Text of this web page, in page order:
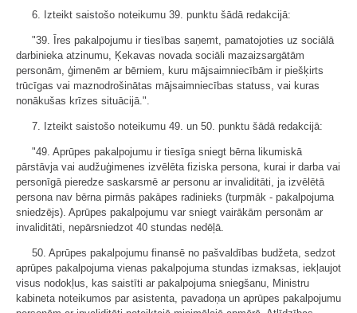
6. Izteikt saistošo noteikumu 39. punktu šādā redakcijā:
"39. Īres pakalpojumu ir tiesības saņemt, pamatojoties uz sociālā
darbinieka atzinumu, Ķekavas novada sociāli mazaizsargātām
personām, ģimenēm ar bērniem, kuru mājsaimniecībām ir piešķirts
trūcīgas vai maznodrošinātas mājsaimniecības statuss, vai kuras
nonākušas krīzes situācijā.".
7. Izteikt saistošo noteikumu 49. un 50. punktu šādā redakcijā:
"49. Aprūpes pakalpojumu ir tiesīga sniegt bērna likumiskā
pārstāvja vai audžuģimenes izvēlēta fiziska persona, kurai ir darba vai
personīgā pieredze saskarsmē ar personu ar invaliditāti, ja izvēlētā
persona nav bērna pirmās pakāpes radinieks (turpmāk - pakalpojuma
sniedzējs). Aprūpes pakalpojumu var sniegt vairākām personām ar
invaliditāti, nepārsniedzot 40 stundas nedēļā.
50. Aprūpes pakalpojumu finansē no pašvaldības budžeta, sedzot
aprūpes pakalpojuma vienas pakalpojuma stundas izmaksas, iekļaujot
visus nodokļus, kas saistīti ar pakalpojuma sniegšanu, Ministru
kabineta noteikumos par asistenta, pavadoņa un aprūpes pakalpojumu